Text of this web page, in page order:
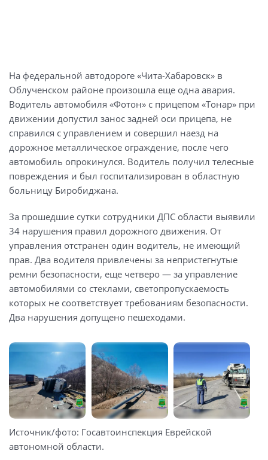
На федеральной автодороге «Чита-Хабаровск» в
Облученском районе произошла еще одна авария.
Водитель автомобиля «Фотон» с прицепом «Тонар» при
движении допустил занос задней оси прицепа, не
справился с управлением и совершил наезд на
дорожное металлическое ограждение, после чего
автомобиль опрокинулся. Водитель получил телесные
повреждения и был госпитализирован в областную
больницу Биробиджана.
За прошедшие сутки сотрудники ДПС области выявили
34 нарушения правил дорожного движения. От
управления отстранен один водитель, не имеющий
прав. Два водителя привлечены за непристегнутые
ремни безопасности, еще четверо — за управление
автомобилями со стеклами, светопропускаемость
которых не соответствует требованиям безопасности.
Два нарушения допущено пешеходами.
Источник/фото: Госавтоинспекция Еврейской
автономной области.